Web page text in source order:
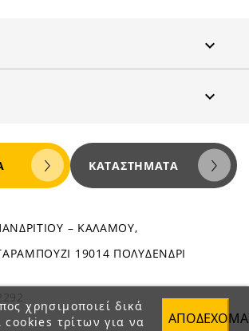


χρησιμοποιεί δικά
cookies τρίτων για να
ΚΑΤΑΣΤΉΜΑΤΑ
– ΚΑΛΑΜΟΥ,
19014 ΠΟΛΥΔΕΝΔΡΙ